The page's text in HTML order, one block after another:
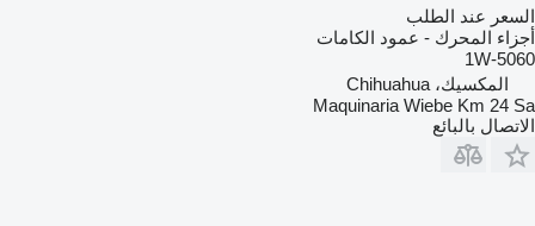
السعر عند الطلب
أجزاء المحرك - عمود الكامات
1W-5060
المكسيك، Chihuahua
Maquinaria Wiebe Km 24 Sa
الاتصال بالبائع